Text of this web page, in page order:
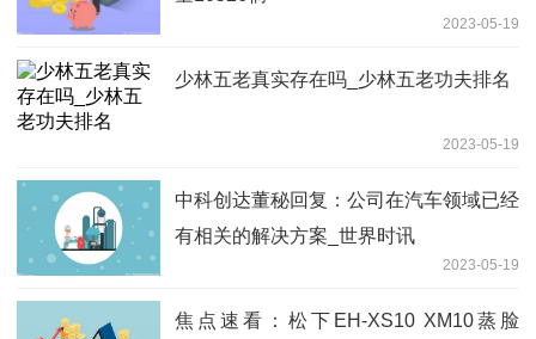
2023-05-19
少林五老真实存在吗_少林五老功夫排名
2023-05-19
中科创达董秘回复：公司在汽车领域已经
有相关的解决方案_世界时讯
2023-05-19
焦点速看：松下EH-XS10 XM10蒸脸